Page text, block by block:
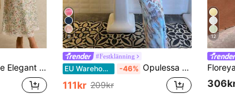
med lappmönster och tryck för kvinnor
6
#Festklänning
EU Warehouse -46% Opulessa Damklänning med stickad mönstrad passform, lämplig för vår-/sommarsemester
111kr 209kr
12